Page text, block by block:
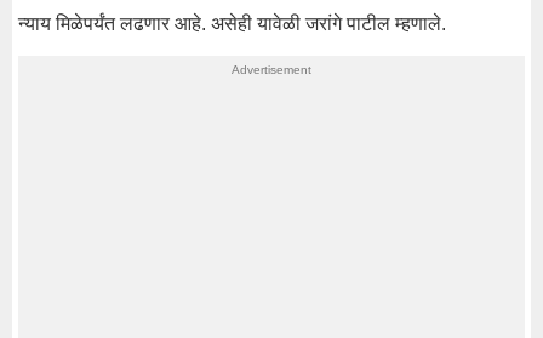
न्याय मिळेपर्यंत लढणार आहे. असेही यावेळी जरांगे पाटील म्हणाले.